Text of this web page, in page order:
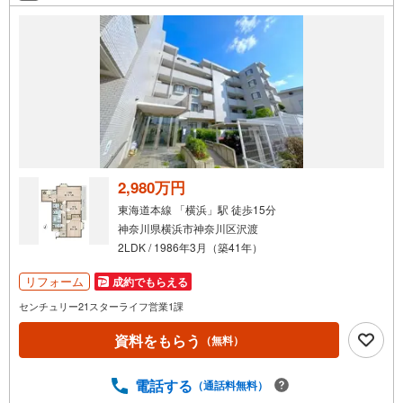
2,980万円
東海道本線 「横浜」駅 徒歩15分
神奈川県横浜市神奈川区沢渡
2LDK / 1986年3月（築41年）
リフォーム 成約でもらえる
センチュリー21スターライフ営業1課
資料をもらう （無料）
電話する （通話料無料）